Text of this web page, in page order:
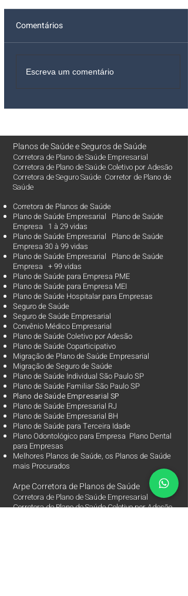
Comentários
Escreva um comentário
Planos de SaúdeeSeguros de Saúde
Corretora de Plano de Saúde Empresarial
Corretora de Plano de Saúde Coletivo por Adesão
Corretora de Seguro Saúde Corretor de Plano de
Saúde
Corretora de Planos de Saúde
Plano de Saúde Empresarial Plano de Saúde
Empresa 1 à 29 vidas
Plano de Saúde Empresarial Plano de Saúde
Empresa 30 à 99 vidas ​
Plano de Saúde Empresarial Plano de Saúde
Empresa + 99 vidas
Plano de Saúde para Empresa PME
Plano de Saúde para Empresa MEI
Plano de Saúde Hospitalar para Empresas
Seguro de Saúde
Seguro de Saúde Empresarial
Convênio Médico Empresarial
Plano de Saúde Coletivo por Adesão
Plano de Saúde Coparticipativo
Migração de Plano de Saúde Empresarial
Migração de Seguro de Saúde
Plano de Saúde Individual São Paulo SP
Plano de Saúde Familiar São Paulo SP
Plano de Saúde Empresarial SP
Plano de Saúde Empresarial RJ
Plano de Saúde Empresarial BH
Plano de Saúde para Terceira Idade
Plano Odontológico para Empresa Plano Dental
para Empresas
Melhores Planos de Saúde, os Planos de Saúde
mais Procurados​
Arpe Corretora de Planos de Saúde
Corretora de Plano de Saúde Empresarial
Corretora de Plano de Saúde Coletivo por Adesão